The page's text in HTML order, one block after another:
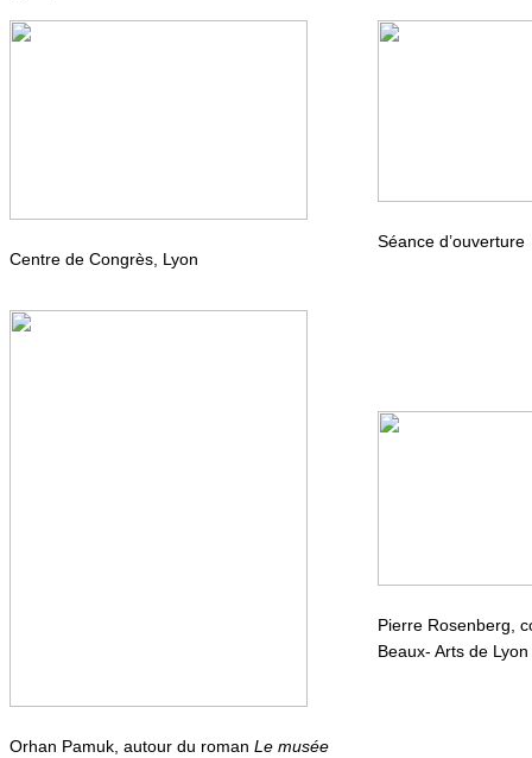
Centre de Congrès, Lyon
Séance d’ouverture
Orhan Pamuk, autour du roman Le musée
Pierre Rosenberg,
Beaux- Arts de Lyon